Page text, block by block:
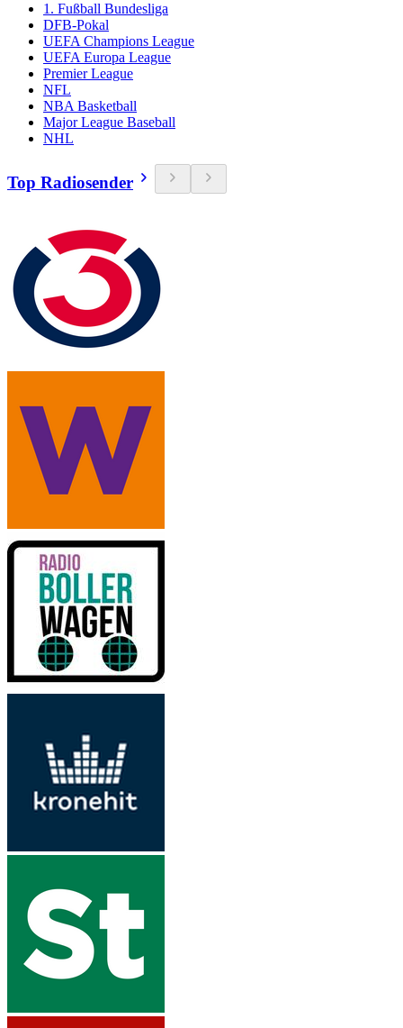
1. Fußball Bundesliga
DFB-Pokal
UEFA Champions League
UEFA Europa League
Premier League
NFL
NBA Basketball
Major League Baseball
NHL
Top Radiosender